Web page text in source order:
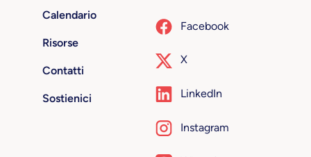
Calendario
Risorse
Contatti
Sostienici
Facebook
X
LinkedIn
Instagram